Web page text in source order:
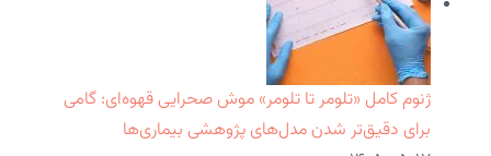
ژنوم کامل «تلومر تا تلومر» موش صحرایی قهوه‌ای: گامی
برای دقیق‌تر شدن مدل‌های پژوهشی بیماری‌ها